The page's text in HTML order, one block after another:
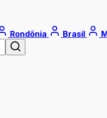
Rondônia Brasil